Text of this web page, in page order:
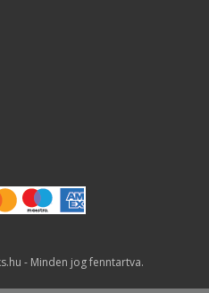
- Minden jog fenntartva.